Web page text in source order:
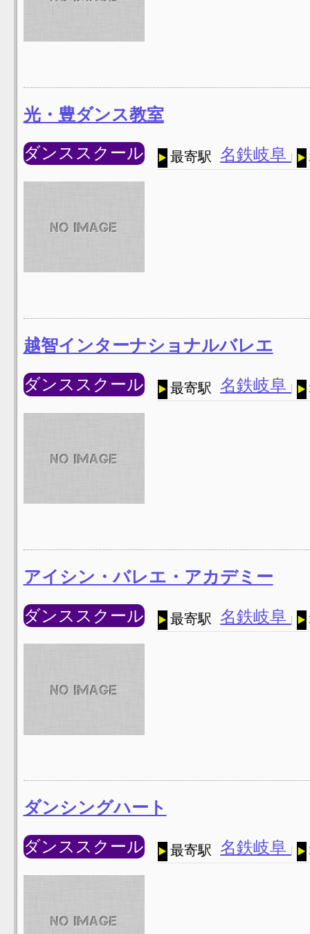
光・豊ダンス教室
ダンススクール 最寄駅 名鉄岐阜
越智インターナショナルバレエ
ダンススクール 最寄駅 名鉄岐阜
アイシン・バレエ・アカデミー
ダンススクール 最寄駅 名鉄岐阜
ダンシングハート
ダンススクール 最寄駅 名鉄岐阜